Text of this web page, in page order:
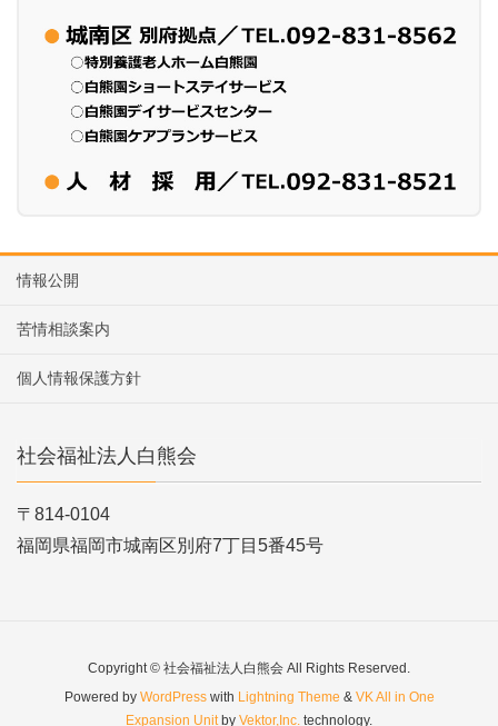
情報公開
苦情相談案内
個人情報保護方針
社会福祉法人白熊会
〒814-0104
福岡県福岡市城南区別府7丁目5番45号
Copyright © 社会福祉法人白熊会 All Rights Reserved.
Powered by WordPresswith Lightning Theme & VK All in One
Expansion Unitby Vektor,Inc. technology.